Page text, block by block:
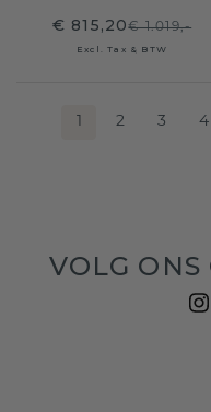
€ 815,20€ 1.019,-
Excl. Tax & BTW
1 2 3 4
VOLG